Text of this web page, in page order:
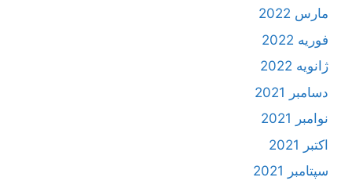
مارس 2022
فوریه 2022
ژانویه 2022
دسامبر 2021
نوامبر 2021
اکتبر 2021
سپتامبر 2021